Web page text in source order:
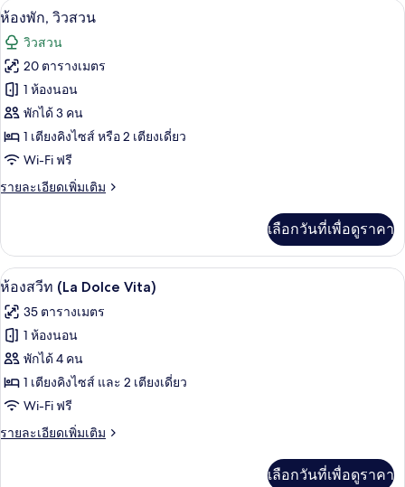
มี
ให้
สำหรับ
ห้อง
พัก
เปิด
ภาพถ่าย
ทั้งหมด
ของ
ห้อง
พัก,
วิว
สวน
ห้องพัก, วิวสวน | เครื่องนอนป้องกันส
4
ห้องพัก, วิวสวน
วิวสวน
20 ตารางเมตร
1 ห้องนอน
พักได้ 3 คน
1 เตียงคิงไซส์ หรือ 2 เตียงเดี่ยว
Wi-Fi ฟรี
รายละเอียดเพิ่มเติม
ราย
เกี่ยว
กับ
ห้อง
วิว
สวน
เลือกวันที่เพื่อดูราคา
เปิด
ภาพถ่าย
ทั้งหมด
ของ
ห้อง
สวีท
(La
ห้องสวีท (La Dolce Vita) | เครื่องนอ
10
ห้องสวีท (La Dolce Vita)
35 ตารางเมตร
1 ห้องนอน
พักได้ 4 คน
1 เตียงคิงไซส์ และ 2 เตียงเดี่ยว
Wi-Fi ฟรี
รายละเอียดเพิ่มเติม
ราย
เลือกวันที่เพื่อดูราคา